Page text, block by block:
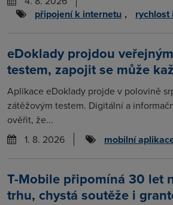
připojení k internetu , rychlost
eDoklady projdou
testem, zapojit se může
Aplikace eDoklady projde v polovině
zátěžovým testem. Digitální a
ověřit, že...
1. 8. 2026
mobilní
T-Mobile připomíná 30 let
trhu, chystá soutěže i